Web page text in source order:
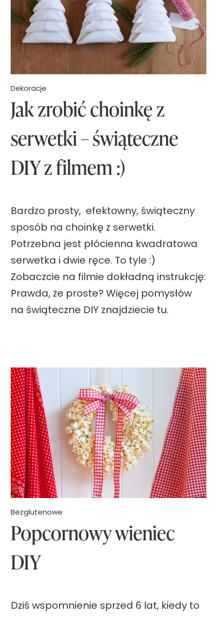
a
ś
ą
t
e
z
z
r
e
t
r
o
s
o
h
o
d
z
i
m
Dekoracje
Jak zrobić choinkę z
serwetki – świąteczne
DIY z filmem :)
Bardzo prosty, efektowny, świąteczny
sposób na choinkę z serwetki.
Potrzebna jest płócienna kwadratowa
serwetka i dwie ręce. To tyle :)
Zobaczcie na filmie dokładną instrukcję:
Prawda, że proste? Więcej pomysłów
na świąteczne DIY znajdziecie tu.
Bezglutenowe
Popcornowy wieniec
DIY
Dziś wspomnienie sprzed 6 lat, kiedy to